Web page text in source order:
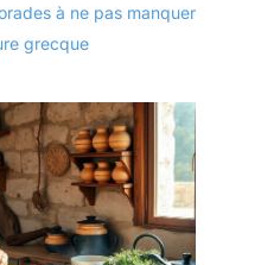
à ne pas manquer
grecque